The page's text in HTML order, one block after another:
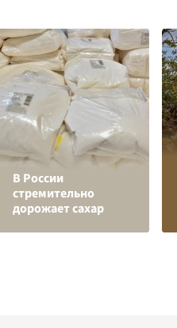
В России
стремительно
дорожает сахар